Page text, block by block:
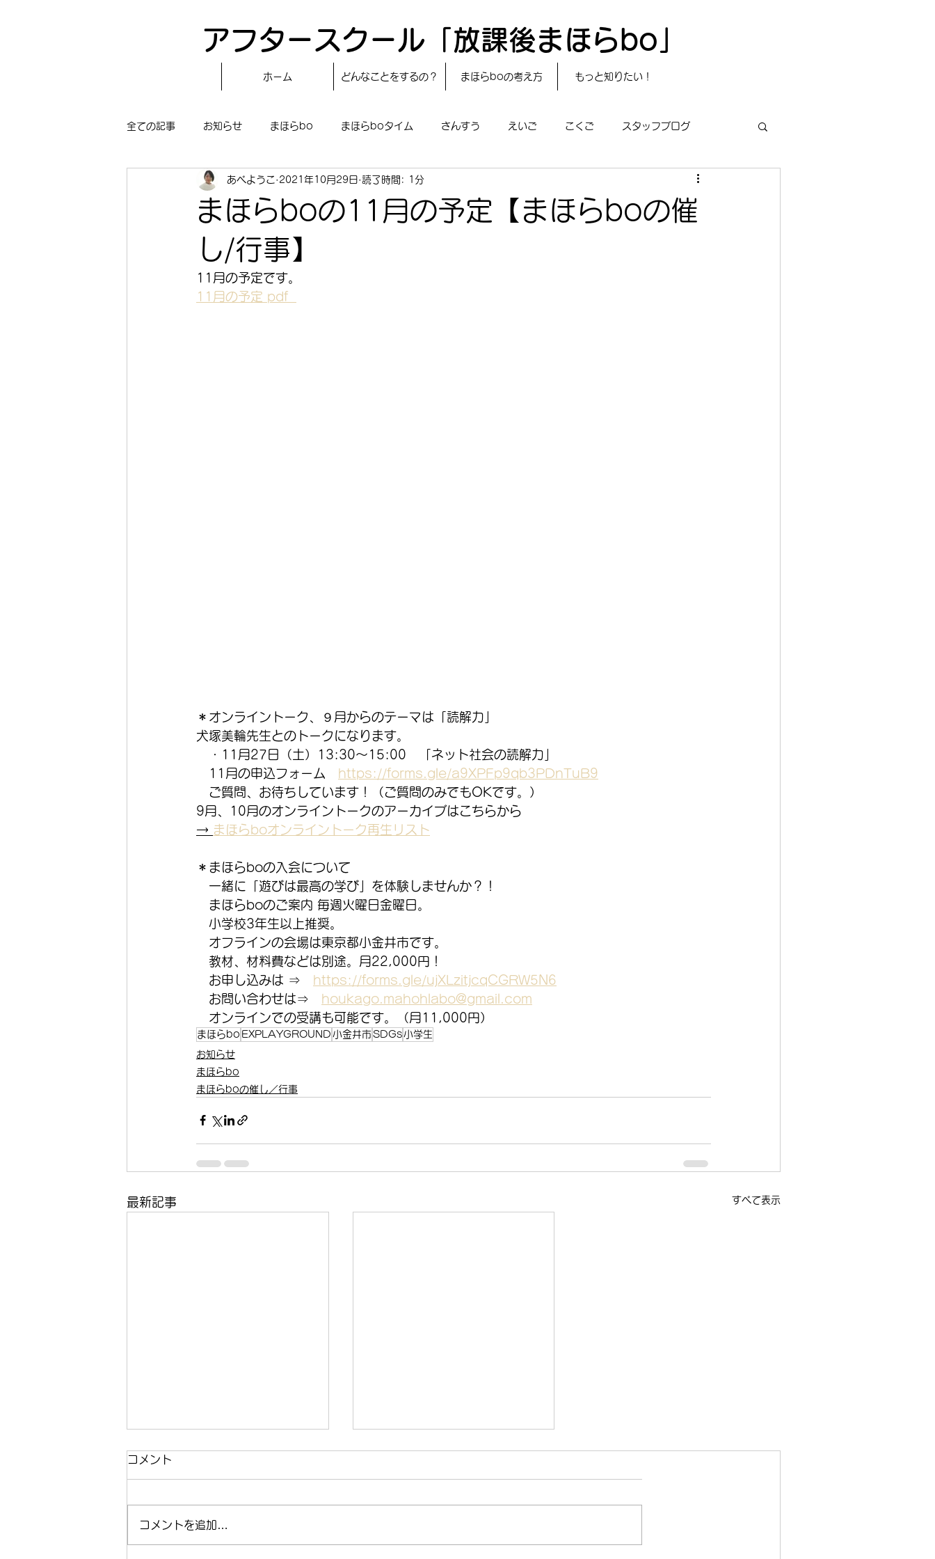
アフタースクール「放課後まほらbo」
ホーム どんなことをするの？ まほらboの考え方 もっと知りたい！
全ての記事 お知らせ まほらbo まほらboタイム さんすう えいご こくご スタッフブログ
〝自分で作る〟もぐもぐタイム レシピ 24節気
まほらboの学習／仕事 まほらboのあそび
冒険まほらbo
まほらboの11月の予定【まほらboの催
し/行事】
あべようこ 2021年10月29日 読了時間: 1分
11月の予定です。
11月の予定 pdf
＊オンライントーク、９月からのテーマは「読解力」
犬塚美輪先生とのトークになります。
・11月27日（土）13:30～15:00　「ネット社会の読解力」
11月の申込フォーム
https://forms.gle/a9XPFp9qb3PDnTuB9
ご質問、お待ちしています！（ご質問のみでもOKです。）
9月、10月のオンライントークのアーカイブはこちらから
→ まほらboオンライントーク再生リスト
＊まほらboの入会について
一緒に「遊びは最高の学び」を体験しませんか？！
まほらboのご案内 毎週火曜日金曜日。
小学校3年生以上推奨。
オフラインの会場は東京都小金井市です。
教材、材料費などは別途。月22,000円！
お申し込みは ⇒
https://forms.gle/ujXLzitjcqCGRW5N6
お問い合わせは⇒
houkago.mahohlabo@gmail.com
オンラインでの受講も可能です。（月11,000円）
まほらbo EXPLAYGROUND 小金井市 SDGs小学生
お知らせ
まほらbo
まほらboの催し／行事
最新記事 すべて表示
コメント
コメントを追加…